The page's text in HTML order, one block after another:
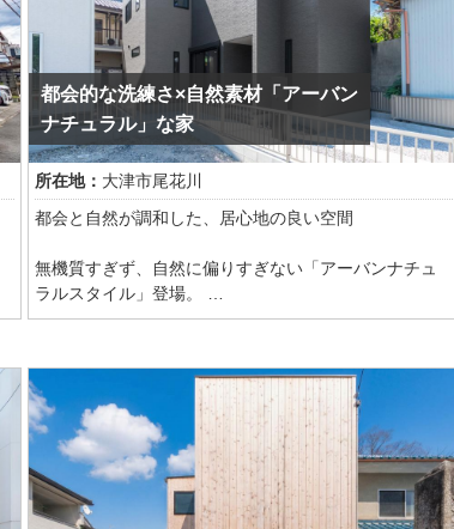
ーフの時計や照明、大きな窓から自然が見える場合
は、その景色を引き立てるようなインテリアカラーを
選ぶと、雰囲気作りの助けになります
担当IC:小原
都会的な洗練さ×自然素材「アーバン
ナチュラル」な家
所在地： 大津市尾花川
都会と自然が調和した、居心地の良い空間
無機質すぎず、自然に偏りすぎない「アーバンナチュ
ラルスタイル」登場。
ダークトーンでカッコよくまとめた色に木目を入れ、
視界を広げてくれるLDK天井も木目クロスと階段の吹き
抜けは圧巻です。
商談モデルハウスにつき2026年１０月まで見学可能